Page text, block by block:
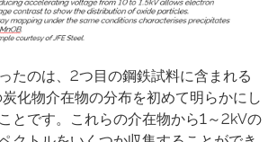
たのは、2つ目の鋼鉄試料に含まれる
化物介在物の分布を初めて明らかにし
とです。これらの介在物から1～2kVの